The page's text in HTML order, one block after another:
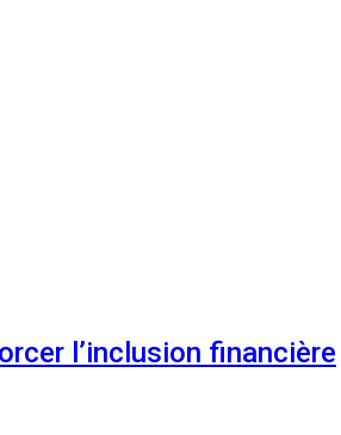
l’inclusion financière